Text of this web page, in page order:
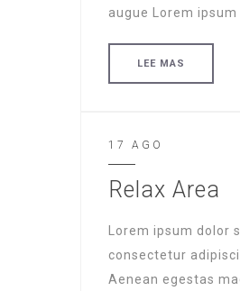
augue Lorem ipsum
LEE MAS
17 AGO
Relax Area
Lorem ipsum dolor
consectetur
Aenean egestas